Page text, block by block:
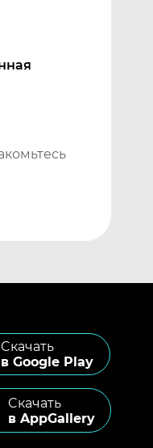
Cкачать
в Google Play
Cкачать
в AppGallery